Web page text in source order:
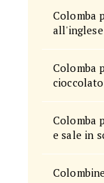
Colomba
all'inglese
Colomba
cioccolato
Colomba
e sale in